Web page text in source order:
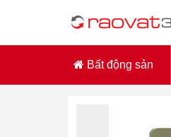
Bất động sản